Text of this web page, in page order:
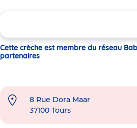
Cette crèche est membre du réseau
partenaires
8 Rue Dora Maar
37100 Tours